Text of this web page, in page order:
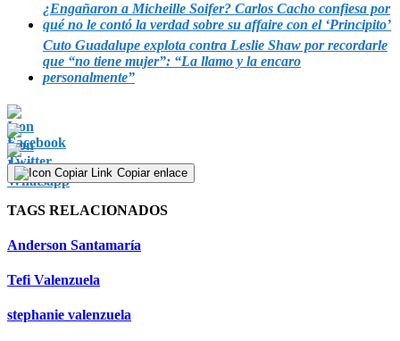
¿Engañaron a Micheille Soifer? Carlos Cacho confiesa por
qué no le contó la verdad sobre su affaire con el ‘Principito’
Cuto Guadalupe explota contra Leslie Shaw por recordarle
que “no tiene mujer”: “La llamo y la encaro
personalmente”
Copiar enlace
TAGS RELACIONADOS
Anderson Santamaría
Tefi Valenzuela
stephanie valenzuela